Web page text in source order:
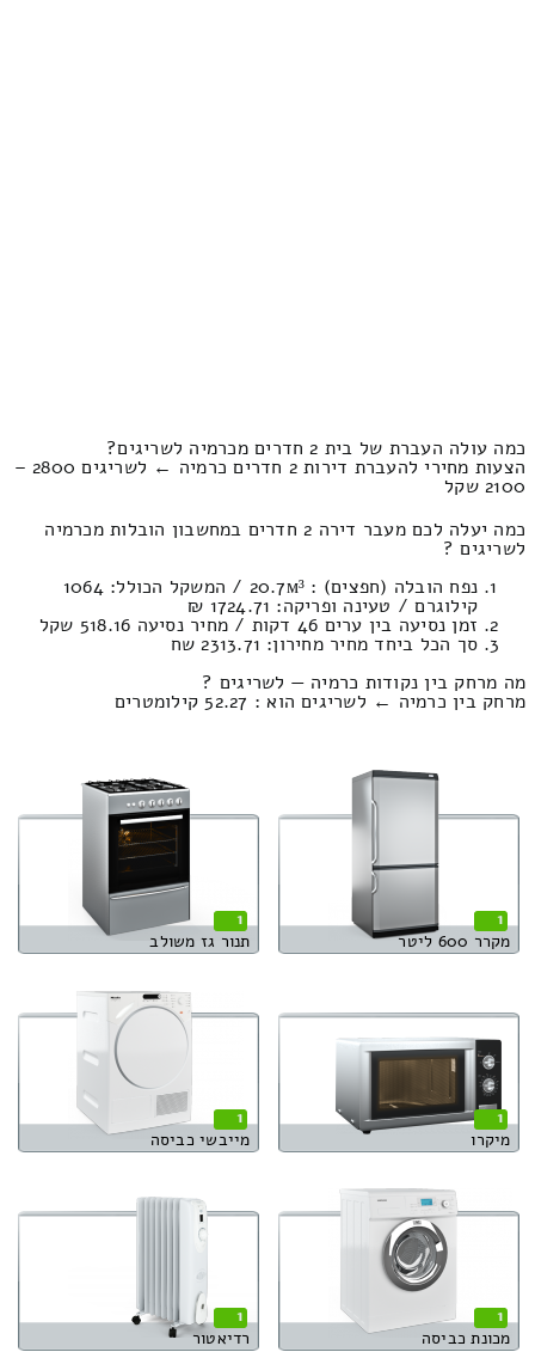
כמה עולה העברת של בית 2 חדרים מכרמיה לשריגים?
הצעות מחירי להעברת דירות 2 חדרים כרמיה ← לשריגים 2800 –
2100 שקל
כמה יעלה לכם מעבר דירה 2 חדרים במחשבון הובלות מכרמיה
לשריגים ?
נפח הובלה (חפצים) : 20.7м³ / המשקל הכולל: 1064
קילוגרם / טעינה ופריקה: 1724.71 ₪
זמן נסיעה בין ערים 46 דקות / מחיר נסיעה 518.16 שקל
סך הכל ביחד מחיר מחירון: 2313.71 שח
מה מרחק בין נקודות כרמיה — לשריגים ?
מרחק בין כרמיה ← לשריגים הוא : 52.27 קילומטרים
1
מקרר 600 ליטר
1
תנור גז משולב
1
מיקרו
1
מייבשי כביסה
1
מכונת כביסה
1
רדיאטור